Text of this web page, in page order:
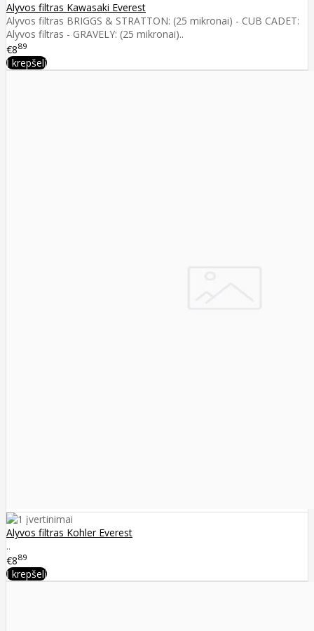
Alyvos filtras Kawasaki Everest
Alyvos filtras BRIGGS & STRATTON: (25 mikronai) - CUB CADET:
Alyvos filtras - GRAVELY: (25 mikronai)..
€889
Į krepšelį
Alyvos filtras Kohler Everest
..
€889
Į krepšelį